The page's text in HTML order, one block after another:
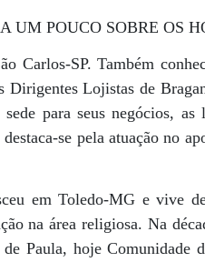
UM POUCO SOBRE OS
Carlos-SP. Também
Dirigentes Lojistas de
para seus negócios,
se pela atuação no
em Toledo-MG e vive
na área religiosa. Na
Paula, hoje Comunidade